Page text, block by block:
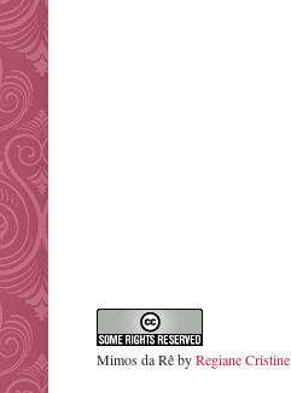
Mimos da RêbyRegiane Cristine